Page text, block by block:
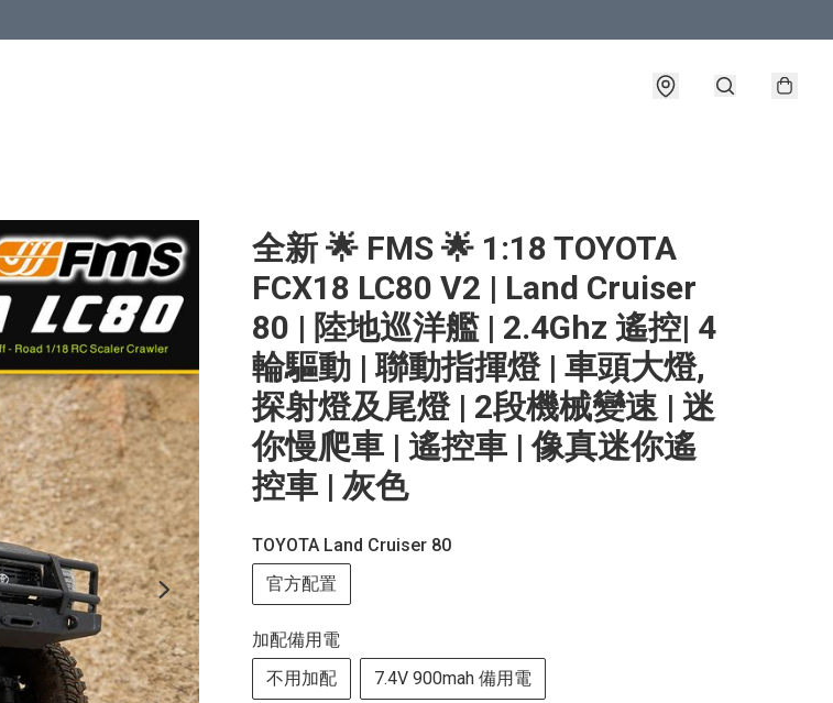
全新 🌟 FMS 🌟 1:18 TOYOTA
FCX18 LC80 V2 | Land Cruiser
80 | 陸地巡洋艦 | 2.4Ghz 遙控| 4
輪驅動 | 聯動指揮燈 | 車頭大燈,
探射燈及尾燈 | 2段機械變速 | 迷
你慢爬車 | 遙控車 | 像真迷你遙
控車 | 灰色
TOYOTA Land Cruiser 80
官方配置
加配備用電
不用加配
7.4V 900mah 備用電